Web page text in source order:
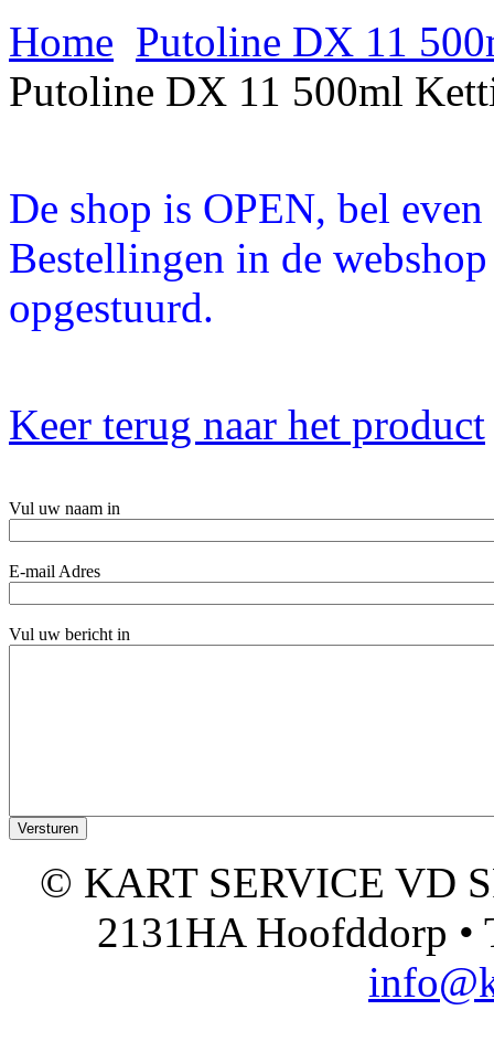
Home Putoline DX 11
Putoline DX 11 500ml
De shop is OPEN, bel
Bestellingen in de
opgestuurd.
Keer terug naar het product
Vul uw naam in
E-mail Adres
Vul uw bericht in
© KART SERVICE VD
2131HA Hoofddorp •